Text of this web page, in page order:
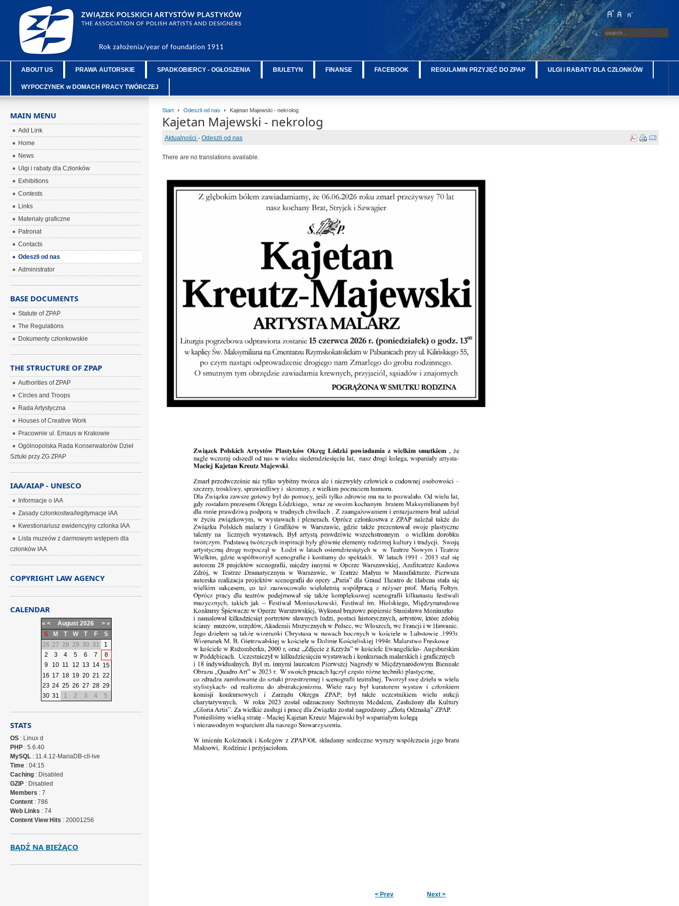
ABOUT US PRAWA AUTORSKIE SPADKOBIERCY - OGŁOSZENIA BIULETYN FINANSE FACEBOOK REGULAMIN PRZYJĘĆ DO ZPAP ULGI i RABATY DLA CZŁONKÓW
WYPOCZYNEK w DOMACH PRACY TWÓRCZEJ
Start Odeszli od nas Kajetan Majewski - nekrolog
Kajetan Majewski - nekrolog
Aktualności - Odeszli od nas
There are no translations available.
< Prev Next >
MAIN MENU
Add Link
Home
News
Ulgi i rabaty dla Członków
Exhibitions
Contests
Links
Materiały graficzne
Patronat
Contacts
Odeszli od nas
Administrator
BASE DOCUMENTS
Statute of ZPAP
The Regulations
Dokumenty członkowskie
THE STRUCTURE OF ZPAP
Authorities of ZPAP
Circles and Troops
Rada Artystyczna
Houses of Creative Work
Pracownie ul. Emaus w Krakowie
Ogólnopolska Rada Konserwatorów Dzieł
Sztuki przy ZG ZPAP
IAA/AIAP - UNESCO
Informacje o IAA
Zasady członkostwa/legitymacje IAA
Kwestionariusz ewidencyjny członka IAA
Lista muzeów z darmowym wstępem dla
członków IAA
COPYRIGHT LAW AGENCY
CALENDAR
« < August 2026 > »
S
M T W T F
S
26 27 28 29 30 31
1
2
3 4 5 6 7
8
9
10 11 12 13 14 15
16 17 18 19 20 21 22
23 24 25 26 27 28 29
30 31 1 2 3 4 5
STATS
OS : Linux d
PHP : 5.6.40
MySQL : 11.4.12-MariaDB-cll-lve
Time : 04:15
Caching : Disabled
GZIP : Disabled
Members : 7
Content : 786
Web Links : 74
Content View Hits : 20001256
BĄDŹ NA BIEŻĄCO